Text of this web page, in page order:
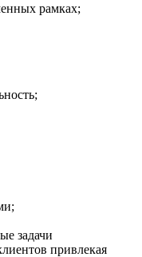
рамках;
задачи
привлекая